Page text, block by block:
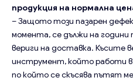
продукция на нормална
– Защото този пазарен
момента, се дължи на години
вериги на доставка. Късите
инструмент, който работи в
по който се скъсява пътят